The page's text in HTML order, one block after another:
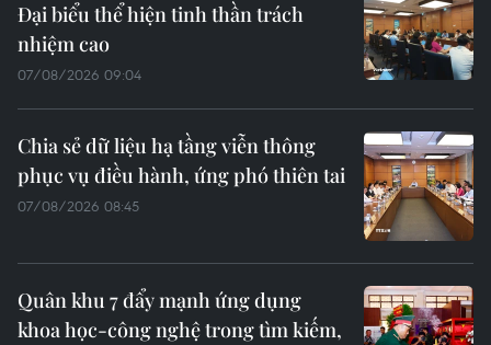
Đại biểu thể hiện tinh thần trách
nhiệm cao
07/08/2026 09:04
Chia sẻ dữ liệu hạ tầng viễn thông
phục vụ điều hành, ứng phó thiên tai
07/08/2026 08:45
Quân khu 7 đẩy mạnh ứng dụng
khoa học-công nghệ trong tìm kiếm,